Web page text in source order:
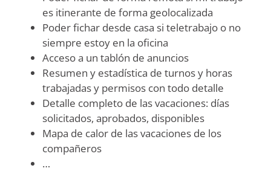
es itinerante de forma geolocalizada
Poder fichar desde casa si teletrabajo o no
siempre estoy en la oficina
Acceso a un tablón de anuncios
Resumen y estadística de turnos y horas
trabajadas y permisos con todo detalle
Detalle completo de las vacaciones: días
solicitados, aprobados, disponibles
Mapa de calor de las vacaciones de los
compañeros
…